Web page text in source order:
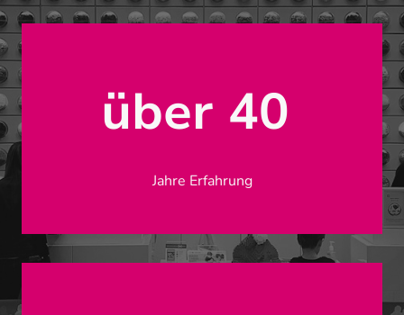
über 40
Jahre Erfahrung